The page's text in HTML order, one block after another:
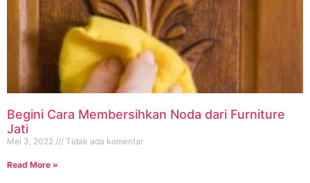
Begini Cara Membersihkan Noda dari Furniture
Jati
Mei 3, 2022 Tidak ada komentar
Read More »